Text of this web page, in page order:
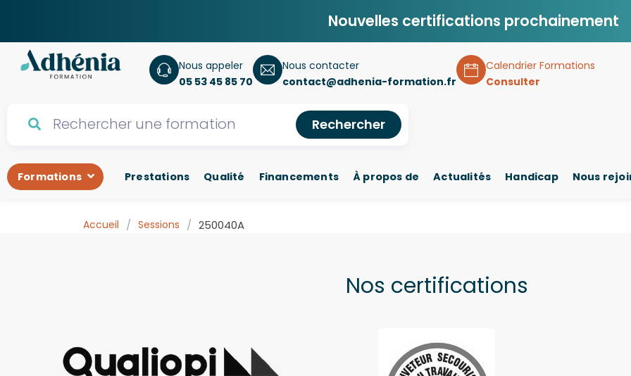
Nouvelles certifications prochainement
Nous appeler
05 53 45 85 70
Nous contacter
contact@adhenia-formation.fr
Calendrier Formations
Consulter
Rechercher
Formations Prestations Qualité Financements À propos de Actualités Handicap Nous
Accueil / Sessions / 250040A
Nos certifications